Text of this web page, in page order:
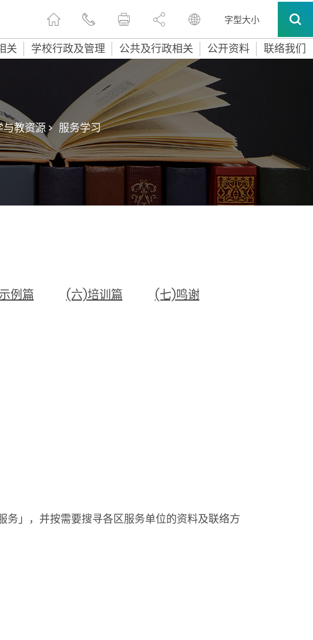
字型大小
关 学校行政及管理 公共及行政相关 公开资料 联络我们
与教资源 > 服务学习
例篇 (六)培训篇
(七)鸣谢
务」，并按需要搜寻各区服务单位的资料及联络方